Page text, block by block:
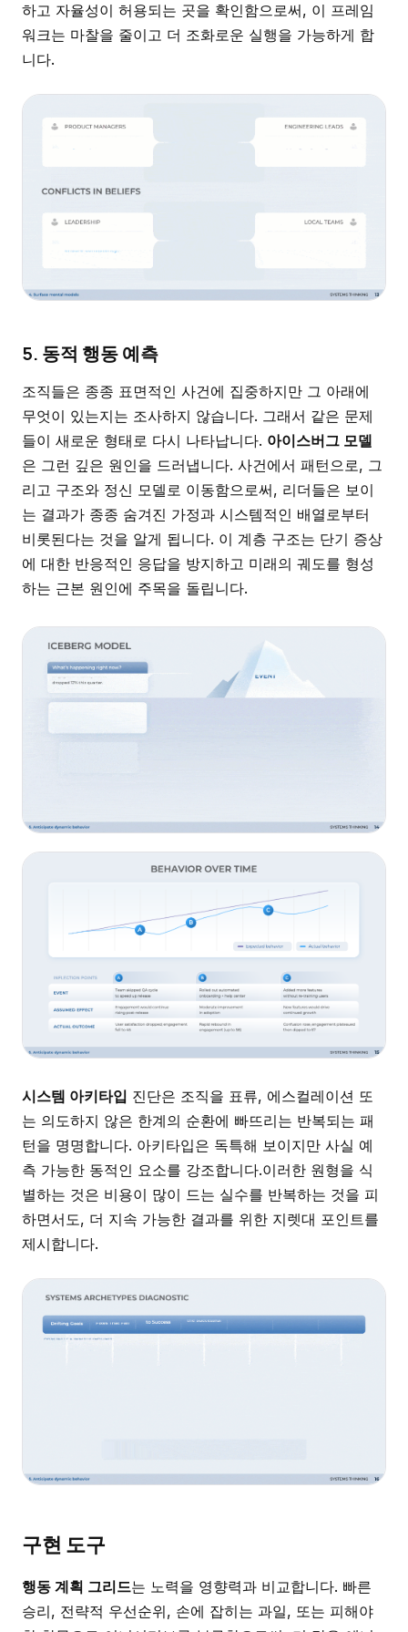
하고 자율성이 허용되는 곳을 확인함으로써, 이 프레임
워크는 마찰을 줄이고 더 조화로운 실행을 가능하게 합
니다.
5. 동적 행동 예측
조직들은 종종 표면적인 사건에 집중하지만 그 아래에
무엇이 있는지는 조사하지 않습니다. 그래서 같은 문제
들이 새로운 형태로 다시 나타납니다. 아이스버그 모델
은 그런 깊은 원인을 드러냅니다. 사건에서 패턴으로, 그
리고 구조와 정신 모델로 이동함으로써, 리더들은 보이
는 결과가 종종 숨겨진 가정과 시스템적인 배열로부터
비롯된다는 것을 알게 됩니다. 이 계층 구조는 단기 증상
에 대한 반응적인 응답을 방지하고 미래의 궤도를 형성
하는 근본 원인에 주목을 돌립니다.
시스템 아키타입 진단은 조직을 표류, 에스컬레이션 또
는 의도하지 않은 한계의 순환에 빠뜨리는 반복되는 패
턴을 명명합니다. 아키타입은 독특해 보이지만 사실 예
측 가능한 동적인 요소를 강조합니다.이러한 원형을 식
별하는 것은 비용이 많이 드는 실수를 반복하는 것을 피
하면서도, 더 지속 가능한 결과를 위한 지렛대 포인트를
제시합니다.
구현 도구
행동 계획 그리드는 노력을 영향력과 비교합니다. 빠른
승리, 전략적 우선순위, 손에 잡히는 과일, 또는 피해야